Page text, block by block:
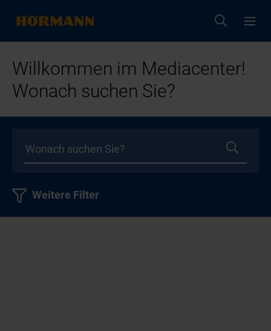
Willkommen im Mediacenter!
Wonach suchen Sie?
Weitere Filter